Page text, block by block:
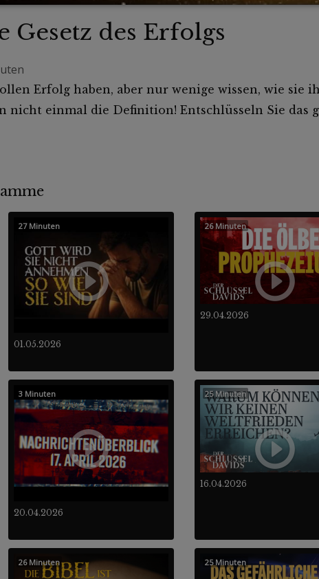
Gesetz des Erfolgs
Erfolg haben, aber nur wenige wissen, wie sie
nicht einmal die Definition! Entschlüsseln Sie das
01.05.2026
27 Minuten
29.04.2026
26 Minuten
20.04.2026
3 Minuten
16.04.2026
25 Minuten
26 Minuten 25 Minuten